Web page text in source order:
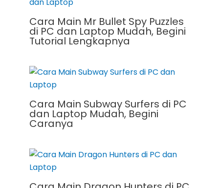
Cara Main Mr Bullet Spy Puzzles
di PC dan Laptop Mudah, Begini
Tutorial Lengkapnya
Cara Main Subway Surfers di PC
dan Laptop Mudah, Begini
Caranya